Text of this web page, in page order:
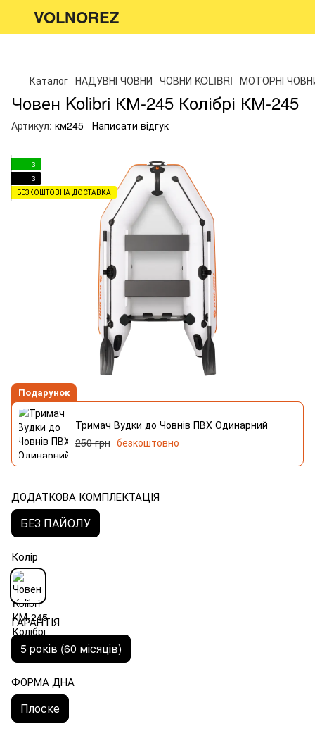
VOLNOREZ
Каталог НАДУВНІ ЧОВНИ ЧОВНИ KOLIBRI МОТОРНІ
Човен Kolibri КМ-245 Колібрі КМ-245
Артикул: км245 Написати відгук
3
3
БЕЗКОШТОВНА ДОСТАВКА
Подарунок
Тримач Вудки до Човнів ПВХ Одинарний
250 грн безкоштовно
ДОДАТКОВА КОМПЛЕКТАЦІЯ
БЕЗ ПАЙОЛУ
Колір
ГАРАНТІЯ
5 років (60 місяців)
ФОРМА ДНА
Плоске